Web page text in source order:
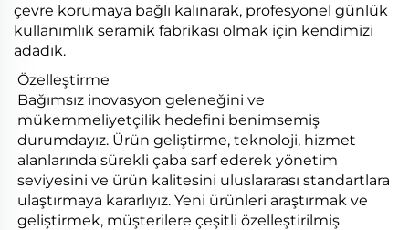
çevre korumaya bağlı kalınarak, profesyonel günlük
kullanımlık seramik fabrikası olmak için kendimizi
adadık.
Özelleştirme
Bağımsız inovasyon geleneğini ve
mükemmeliyetçilik hedefini benimsemiş
durumdayız. Ürün geliştirme, teknoloji, hizmet
alanlarında sürekli çaba sarf ederek yönetim
seviyesini ve ürün kalitesini uluslararası standartlara
ulaştırmaya kararlıyız. Yeni ürünleri araştırmak ve
geliştirmek, müşterilere çeşitli özelleştirilmiş